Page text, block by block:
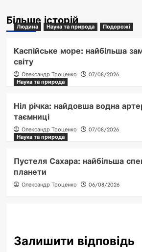
Більше історій
Людина Наука та природа Подорожі
Каспійське море: найбільша
світу
Олександр Троценко
07/08/2026
Наука та природа
Ніл річка: найдовша водна
таємниці
Олександр Троценко
07/08/2026
Наука та природа
Пустеля Сахара: найбільша
планети
Олександр Троценко 06/08/2026
Залишити відповідь